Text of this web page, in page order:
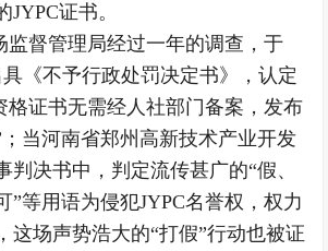
证书。
监督管理局经过一年的调查，于
具《不予行政处罚决定书》，认定
格证书无需经人社部门备案，发布
当河南省郑州高新技术产业开发
判决书中，判定流传甚广的“假、
”等用语为侵犯JYPC名誉权，权力
这场声势浩大的“打假”行动也被证